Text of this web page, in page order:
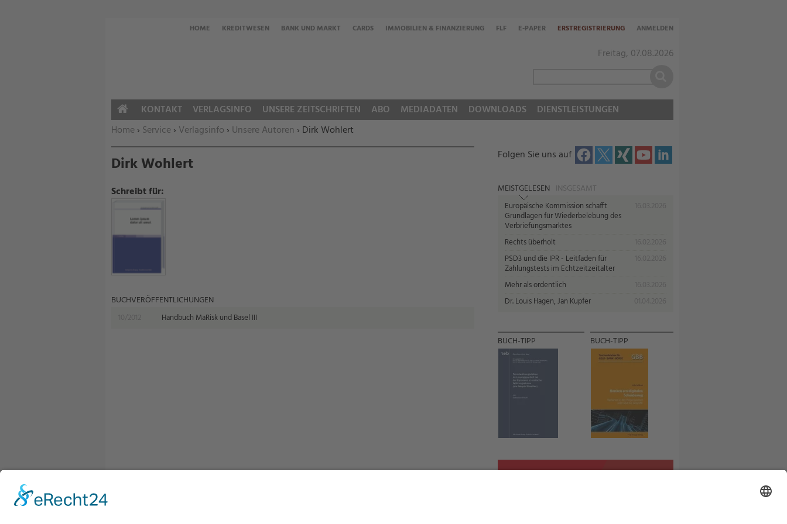
Freitag, 07.08.2026
HOME KREDITWESEN BANK UND MARKT CARDS IMMOBILIEN & FINANZIERUNG FLF E-PAPER ERSTREGISTRIERUNG ANMELDEN
Sie befinden sich hier:
Home › Service › Verlagsinfo › Unsere Autoren › Dirk Wohlert
Dirk Wohlert
Schreibt für:
BUCHVERÖFFENTLICHUNGEN
Handbuch MaRisk und Basel III
Folgen Sie uns auf
MEISTGELESEN INSGESAMT
Europäische Kommission schafft
Grundlagen für Wiederbelebung des
Verbriefungsmarktes
Rechts überholt
PSD3 und die IPR - Leitfaden für
Zahlungstests im Echtzeitzeitalter
Mehr als ordentlich
Dr. Louis Hagen, Jan Kupfer
BUCH-TIPP BUCH-TIPP
HOME
KONTAKT VERLAGSINFO UNSERE ZEITSCHRIFTEN ABO MEDIADATEN DOWNLOADS DIENSTLEISTUNGEN